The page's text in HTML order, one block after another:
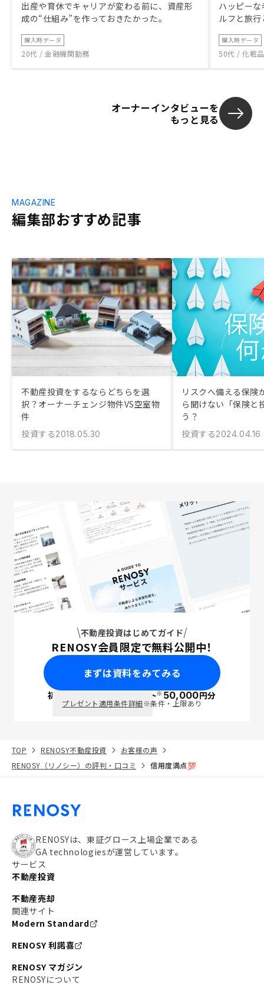
出産や育休でキャリアが変わる前に、資産形
成の“仕組み”を作っておきたかった。
購入時データ
20代 / 金融機関勤務
ハッピー
ルフと旅
購入時データ
50代 / 化粧
オーナーインタビューを
もっと見る
編集部おすすめ記事
MAGAZINE
不動産投資をするならどちらを選
択？オーナーチェンジ物件VS空室物
件
投資する2018.05.30
リスクへ備える保険
ら聞けない「保険と
う？
投資する2024.04.16
不動産投資はじめてガイド
RENOSY会員限定で無料公開中！
まずは資料をみてみる
初回面談で ポイント※50,000円分
プレゼント適用条件詳細※条件・上限あり
TOP RENOSY不動産投資
お客様の声
RENOSY（リノシー）の評判・口コミ
信用度満点💯
RENOSYは、東証グロース上場企業である
GA technologiesが運営しています。
サービス
不動産投資
不動産売却
関連サイト
Modern Standard
RENOSY 利諾喜
RENOSY マガジン
RENOSYについて